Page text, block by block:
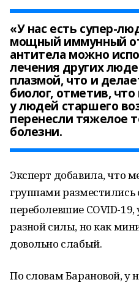
«У нас есть супер-
мощный иммунный
антитела можно
лечения других
плазмой, что и
биолог, отметив,
у людей старшего
перенесли тяжелое
болезни.
Эксперт добавила, что
группами разместились
переболевшие COVID-
разной силы, но как
довольно слабый.
По словам Барановой, у